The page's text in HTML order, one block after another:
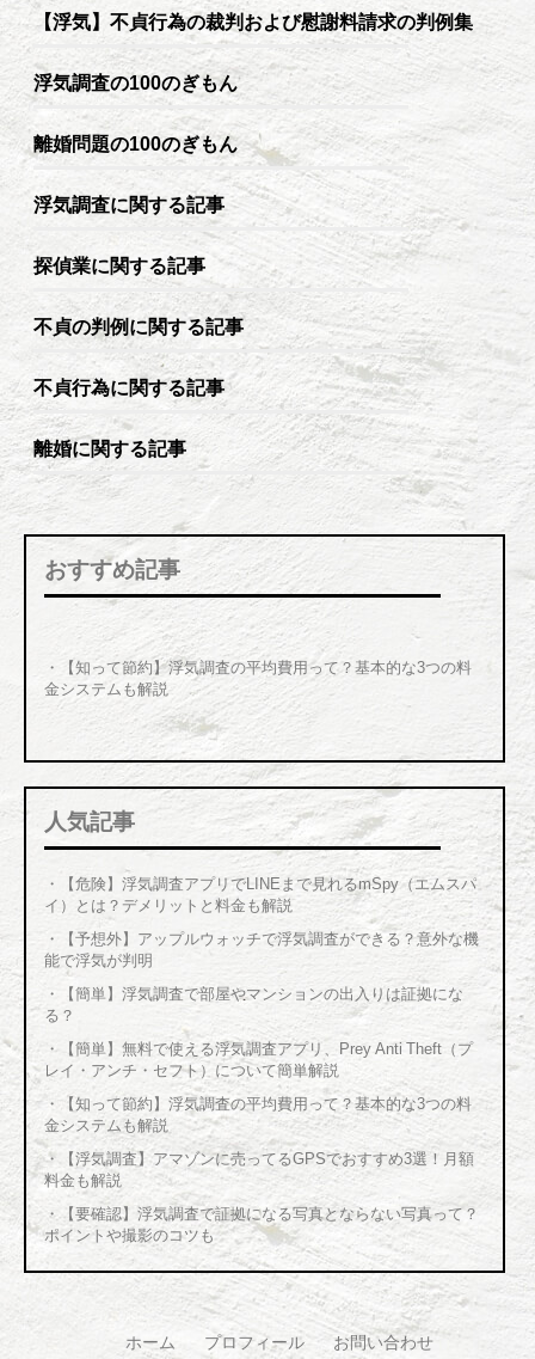
【浮気】不貞行為の裁判および慰謝料請求の判例集
浮気調査の100のぎもん
離婚問題の100のぎもん
浮気調査に関する記事
探偵業に関する記事
不貞の判例に関する記事
不貞行為に関する記事
離婚に関する記事
おすすめ記事
・【知って節約】浮気調査の平均費用って？基本的な3つの料
金システムも解説
人気記事
・
【危険】浮気調査アプリでLINEまで見れるmSpy（エムスパ
イ）とは？デメリットと料金も解説
・
【予想外】アップルウォッチで浮気調査ができる？意外な機
能で浮気が判明
・
【簡単】浮気調査で部屋やマンションの出入りは証拠にな
る？
・
【簡単】無料で使える浮気調査アプリ、Prey Anti Theft（プ
レイ・アンチ・セフト）について簡単解説
・ 【知って節約】浮気調査の平均費用って？基本的な3つの料
金システムも解説
・
【浮気調査】アマゾンに売ってるGPSでおすすめ3選！月額
料金も解説
・ 【要確認】浮気調査で証拠になる写真とならない写真って？
ポイントや撮影のコツも
ホーム プロフィール お問い合わせ